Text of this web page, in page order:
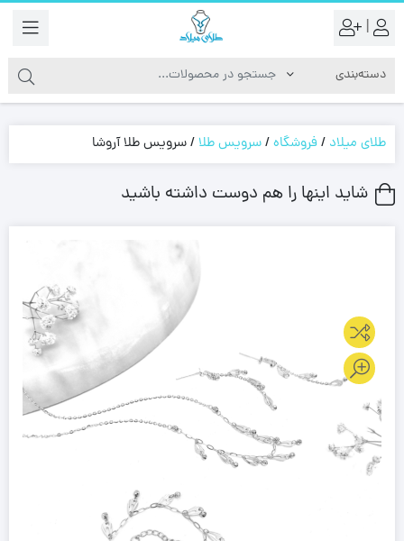
|
طلای میلاد /فروشگاه/سرویس طلا/سرویس طلا آروشا
شاید اینها را هم دوست داشته باشید